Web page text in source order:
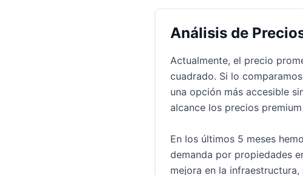
Análisis de
Actualmente, el precio
cuadrado. Si lo
una opción más accesible
alcance los precios
En los últimos 5 meses
demanda por propiedades
mejora en la